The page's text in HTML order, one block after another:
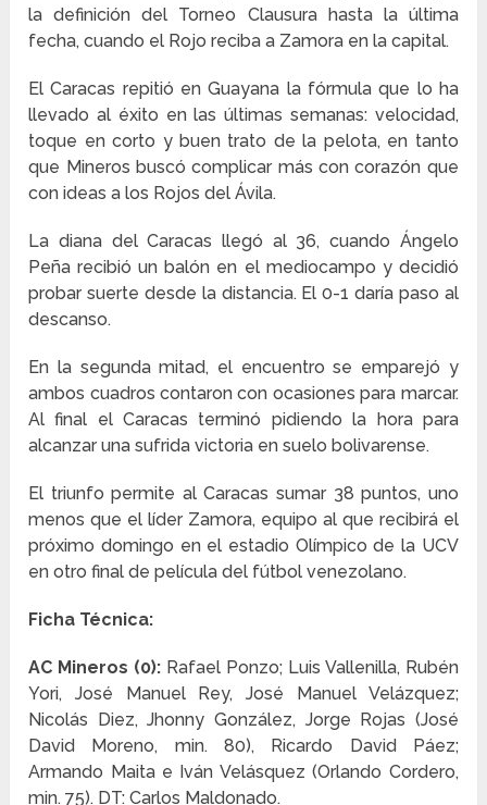
la definición del Torneo Clausura hasta la última
fecha, cuando el Rojo reciba a Zamora en la capital.
El Caracas repitió en Guayana la fórmula que lo ha
llevado al éxito en las últimas semanas: velocidad,
toque en corto y buen trato de la pelota, en tanto
que Mineros buscó complicar más con corazón que
con ideas a los Rojos del Ávila.
La diana del Caracas llegó al 36, cuando Ángelo
Peña recibió un balón en el mediocampo y decidió
probar suerte desde la distancia. El 0-1 daría paso al
descanso.
En la segunda mitad, el encuentro se emparejó y
ambos cuadros contaron con ocasiones para marcar.
Al final el Caracas terminó pidiendo la hora para
alcanzar una sufrida victoria en suelo bolivarense.
El triunfo permite al Caracas sumar 38 puntos, uno
menos que el líder Zamora, equipo al que recibirá el
próximo domingo en el estadio Olímpico de la UCV
en otro final de película del fútbol venezolano.
Ficha Técnica:
AC Mineros (0): Rafael Ponzo; Luis Vallenilla, Rubén
Yori, José Manuel Rey, José Manuel Velázquez;
Nicolás Diez, Jhonny González, Jorge Rojas (José
David Moreno, min. 80), Ricardo David Páez;
Armando Maita e Iván Velásquez (Orlando Cordero,
min. 75). DT: Carlos Maldonado.